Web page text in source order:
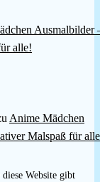
Ausmalbilder
alle!
Anime Mädchen
Malspaß für
diese Website gibt